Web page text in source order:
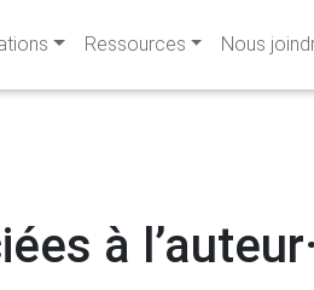
Ressources Nous
à